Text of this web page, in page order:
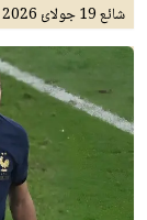
شائع19 جولائ 2026